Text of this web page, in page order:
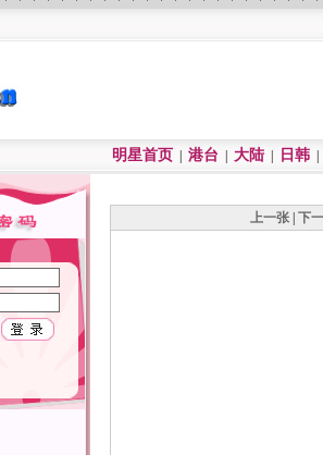
明星首页 港台 大陆 日韩
上一张 下